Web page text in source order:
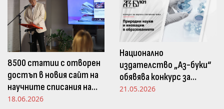
8500 статии с отворен
достъп в новия сайт на
научните списания на
Издателство „Аз-буки“
18.06.2026
Национално
издателство „Аз-буки“
обявява конкурс за
научна статия на тема
21.05.2026